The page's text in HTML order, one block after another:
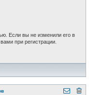
Если вы не изменили его в
при регистрации.